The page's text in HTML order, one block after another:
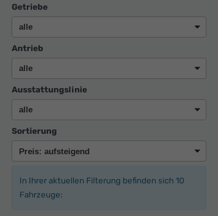
Getriebe
Antrieb
Ausstattungslinie
Sortierung
In Ihrer aktuellen Filterung befinden sich 10
Fahrzeuge: